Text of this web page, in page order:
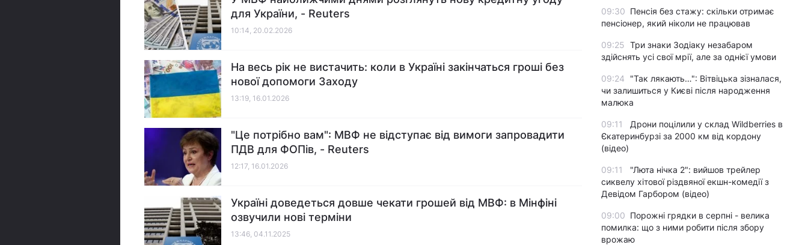
для України, - Reuters
10:14, 20.02.2026
На весь рік не вистачить: коли в Україні закінчаться гроші без
нової допомоги Заходу
13:19, 16.01.2026
"Це потрібно вам": МВФ не відступає від вимоги запровадити
ПДВ для ФОПів, - Reuters
12:17, 16.01.2026
Україні доведеться довше чекати грошей від МВФ: в Мінфіні
озвучили нові терміни
13:46, 04.11.2025
09:30 Пенсія без стажу: скільки отримає
пенсіонер, який ніколи не працював
09:25 Три знаки Зодіаку незабаром
здійснять усі свої мрії, але за однієї умови
09:24
"Так лякають…": Вітвіцька зізналася,
чи залишиться у Києві після народження
малюка
09:11
Дрони поцілили у склад Wildberries в
Єкатеринбурзі за 2000 км від кордону
(відео)
09:11
"Люта нічка 2": вийшов трейлер
сиквелу хітової різдвяної екшн-комедії з
Девідом Гарбором (відео)
09:00 Порожні грядки в серпні - велика
помилка: що з ними робити після збору
врожаю